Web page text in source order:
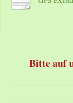
Bitte auf